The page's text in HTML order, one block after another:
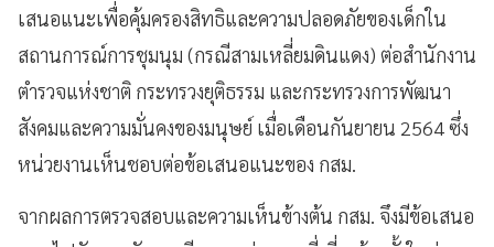
เสนอแนะเพื่อคุ้มครองสิทธิและความปลอดภัยของเด็กใน
สถานการณ์การชุมนุม (กรณีสามเหลี่ยมดินแดง) ต่อสำนักงาน
ตำรวจแห่งชาติ กระทรวงยุติธรรม และกระทรวงการพัฒนา
สังคมและความมั่นคงของมนุษย์ เมื่อเดือนกันยายน 2564 ซึ่ง
หน่วยงานเห็นชอบต่อข้อเสนอแนะของ กสม.
จากผลการตรวจสอบและความเห็นข้างต้น กสม. จึงมีข้อเสนอ